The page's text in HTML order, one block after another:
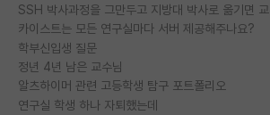
카이스트는 모든 연구실마다 서버 제공해주나요?
학부신입생 질문
정년 4년 남은 교수님
알츠하이머 관련 고등학생 탐구 포트폴리오
연구실 학생 하나 자퇴했는데